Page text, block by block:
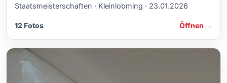
Staatsmeisterschaften · Kleinlobming · 23.01.2026
12 Fotos Öffnen →